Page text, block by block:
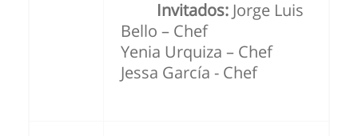
Invitados: Jorge Luis
Bello – Chef
Yenia Urquiza – Chef
Jessa García - Chef